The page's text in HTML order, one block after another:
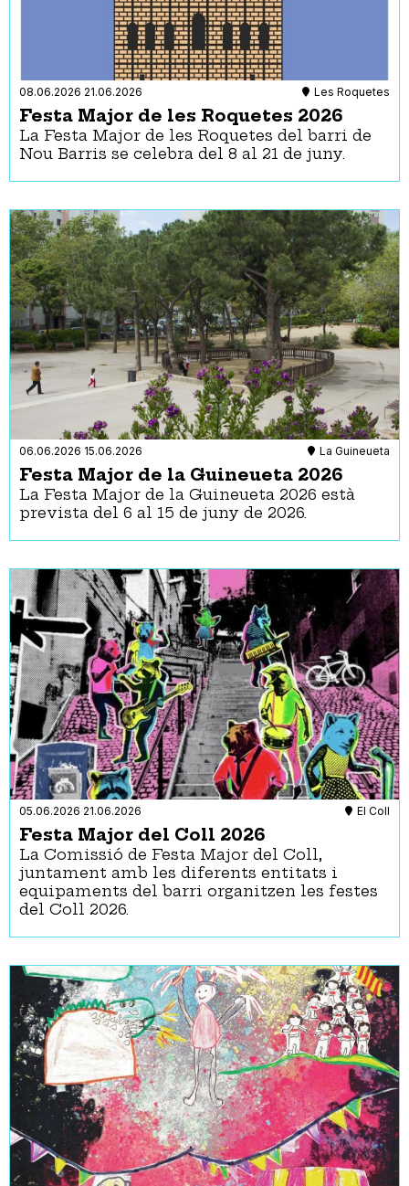
08.06.2026 21.06.2026 Les Roquetes
Festa Major de les Roquetes 2026
La Festa Major de les Roquetes del barri de
Nou Barris se celebra del 8 al 21 de juny.
06.06.2026 15.06.2026 La Guineueta
Festa Major de la Guineueta 2026
La Festa Major de la Guineueta 2026 està
prevista del 6 al 15 de juny de 2026.
05.06.2026 21.06.2026 El Coll
Festa Major del Coll 2026
La Comissió de Festa Major del Coll,
juntament amb les diferents entitats i
equipaments del barri organitzen les festes
del Coll 2026.